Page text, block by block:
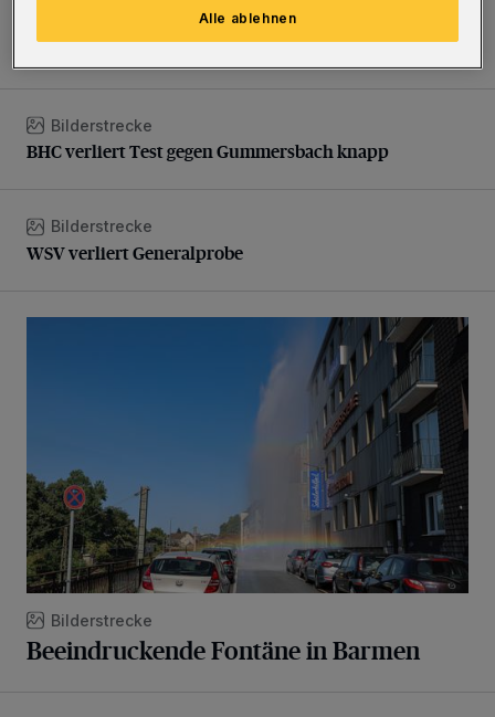
Sommer in der Elberfelder City
BHC verliert Test gegen Gummersbach knapp
Bilderstrecke
BHC verliert Test gegen Gummersbach knapp
WSV verliert Generalprobe
Bilderstrecke
WSV verliert Generalprobe
Bilderstrecke
Beeindruckende Fontäne in Barmen
Alle ablehnen